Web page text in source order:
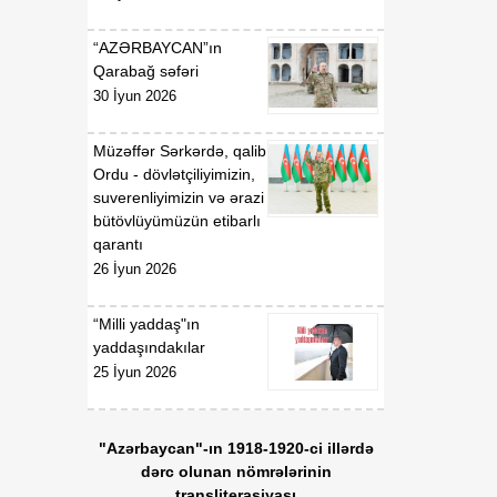
F.N.İsmayılovun
Azərbaycan
Respublikasının UNESCO
nümayəndəsi təyin
edilməsi haqqında
00:52
07 Avqust
E.T.Abdullayevin
Azərbaycan
Respublikasının UNESCO
nümayəndəsi vəzifəsindən
geri çağırılması haqqında
00:51
Azərbaycan
Şurası yanında daimi
07 Avqust
“AZƏRBAYCAN”ın
Qarabağ səfəri
30 İyun 2026
Müzəffər Sərkərdə, qalib
Ordu - dövlətçiliyimizin,
suverenliyimizin və ərazi
bütövlüyümüzün etibarlı
qarantı
26 İyun 2026
“Milli yaddaş"ın
yaddaşındakılar
25 İyun 2026
"Azərbaycan"-ın 1918-1920-ci illərdə
dərc olunan nömrələrinin